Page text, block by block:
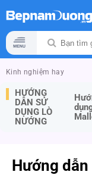
Kinh nghiệm hay
HƯỚNG
DẪN SỬ
DỤNG LÒ
NƯỚNG
Hướng